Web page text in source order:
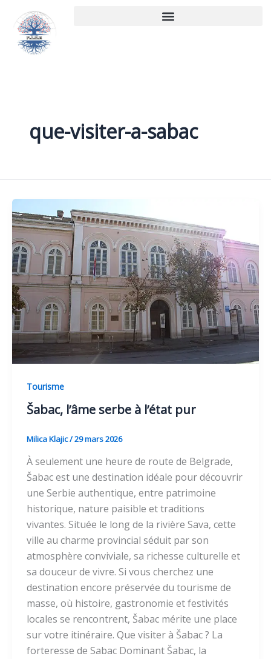
contenu
que-visiter-a-sabac
Tourisme
Šabac, l’âme serbe à l’état pur
Milica Klajic/29 mars 2026
À seulement une heure de route de Belgrade,
Šabac est une destination idéale pour découvrir
une Serbie authentique, entre patrimoine
historique, nature paisible et traditions
vivantes. Située le long de la rivière Sava, cette
ville au charme provincial séduit par son
atmosphère conviviale, sa richesse culturelle et
sa douceur de vivre. Si vous cherchez une
destination encore préservée du tourisme de
masse, où histoire, gastronomie et festivités
locales se rencontrent, Šabac mérite une place
sur votre itinéraire. Que visiter à Šabac ? La
forteresse de Sabac Dominant Šabac, la